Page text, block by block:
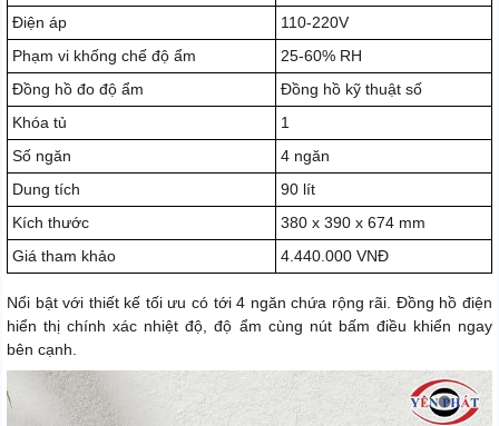
Điện áp
110-220V
Phạm vi khống chế độ ẩm
25-60% RH
Đồng hồ đo độ ẩm
Đồng hồ kỹ thuật số
Khóa tủ
1
Số ngăn
4 ngăn
Dung tích
90 lít
Kích thước
380 x 390 x 674 mm
Giá tham khảo
4.440.000 VNĐ
Nổi bật với thiết kế tối ưu có tới 4 ngăn chứa rộng rãi. Đồng hồ điện
hiển thị chính xác nhiệt độ, độ ẩm cùng nút bấm điều khiển ngay
bên cạnh.